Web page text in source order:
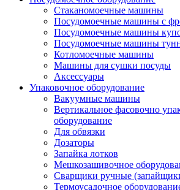
Стаканомоечные машины
Посудомоечные машины с
Посудомоечные машины
Посудомоечные машины
Котломоечные машины
Машины для сушки посуды
Аксессуары
Упаковочное оборудование
Вакуумные машины
Вертикальное фасовочно
оборудование
Для обвязки
Дозаторы
Запайка лотков
Мешкозашивочное
Сварщики ручные
Термоусадочное